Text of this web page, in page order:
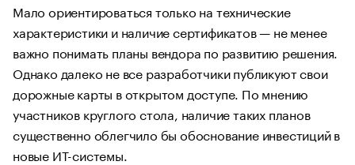
Мало ориентироваться только на технические
характеристики и наличие сертификатов — не менее
важно понимать планы вендора по развитию решения.
Однако далеко не все разработчики публикуют свои
дорожные карты в открытом доступе. По мнению
участников круглого стола, наличие таких планов
существенно облегчило бы обоснование инвестиций в
новые ИТ-системы.